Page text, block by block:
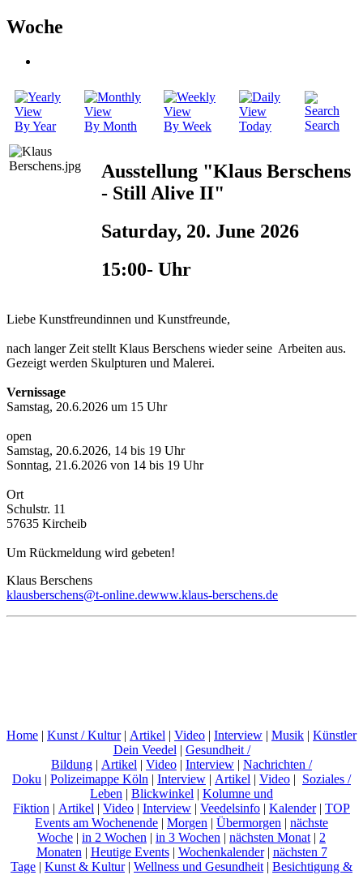
Woche
By Year By Month By Week Today Search
Ausstellung "Klaus Berschens
- Still Alive II"
Saturday, 20. June 2026
15:00- Uhr
Liebe Kunstfreundinnen und Kunstfreunde,
nach langer Zeit stellt Klaus Berschens wieder seine Arbeiten aus.
Gezeigt werden Skulpturen und Malerei.
Vernissage
Samstag, 20.6.2026 um 15 Uhr
open
Samstag, 20.6.2026, 14 bis 19 Uhr
Sonntag, 21.6.2026 von 14 bis 19 Uhr
Ort
Schulstr. 11
57635 Kircheib
Um Rückmeldung wird gebeten!
Klaus Berschens
klausberschens@t-online.dewww.klaus-berschens.de
Home | Kunst / Kultur| Artikel | Video | Interview | Musik | Künstler
Dein Veedel | Gesundheit /
Bildung | Artikel | Video | Interview | Nachrichten /
Doku | Polizeimappe Köln | Interview | Artikel | Video | Soziales /
Leben | Blickwinkel | Kolumne und
Fiktion | Artikel | Video | Interview | Veedelsinfo | Kalender| TOP
Events am Wochenende | Morgen | Übermorgen | nächste
Woche | in 2 Wochen | in 3 Wochen | nächsten Monat | 2
Monaten | Heutige Events| Wochenkalender| nächsten 7
Tage | Kunst & Kultur| Wellness und Gesundheit | Besichtigung &